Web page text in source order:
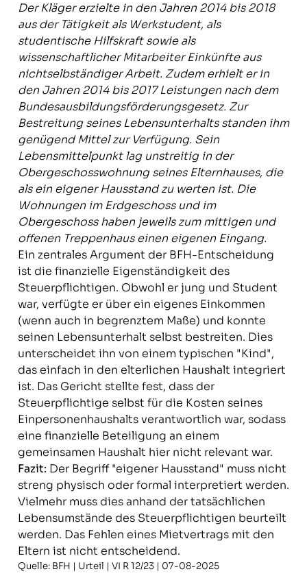
Der Kläger erzielte in den Jahren 2014 bis 2018
aus der Tätigkeit als Werkstudent, als
studentische Hilfskraft sowie als
wissenschaftlicher Mitarbeiter Einkünfte aus
nichtselbständiger Arbeit. Zudem erhielt er in
den Jahren 2014 bis 2017 Leistungen nach dem
Bundesausbildungsförderungsgesetz. Zur
Bestreitung seines Lebensunterhalts standen ihm
genügend Mittel zur Verfügung. Sein
Lebensmittelpunkt lag unstreitig in der
Obergeschosswohnung seines Elternhauses, die
als ein eigener Hausstand zu werten ist. Die
Wohnungen im Erdgeschoss und im
Obergeschoss haben jeweils zum mittigen und
offenen Treppenhaus einen eigenen Eingang.
Ein zentrales Argument der BFH-Entscheidung
ist die finanzielle Eigenständigkeit des
Steuerpflichtigen. Obwohl er jung und Student
war, verfügte er über ein eigenes Einkommen
(wenn auch in begrenztem Maße) und konnte
seinen Lebensunterhalt selbst bestreiten. Dies
unterscheidet ihn von einem typischen "Kind",
das einfach in den elterlichen Haushalt integriert
ist. Das Gericht stellte fest, dass der
Steuerpflichtige selbst für die Kosten seines
Einpersonenhaushalts verantwortlich war, sodass
eine finanzielle Beteiligung an einem
gemeinsamen Haushalt hier nicht relevant war.
Fazit: Der Begriff "eigener Hausstand" muss nicht
streng physisch oder formal interpretiert werden.
Vielmehr muss dies anhand der tatsächlichen
Lebensumstände des Steuerpflichtigen beurteilt
werden. Das Fehlen eines Mietvertrags mit den
Eltern ist nicht entscheidend.
Quelle: BFH | Urteil | VI R 12/23 | 07-08-2025